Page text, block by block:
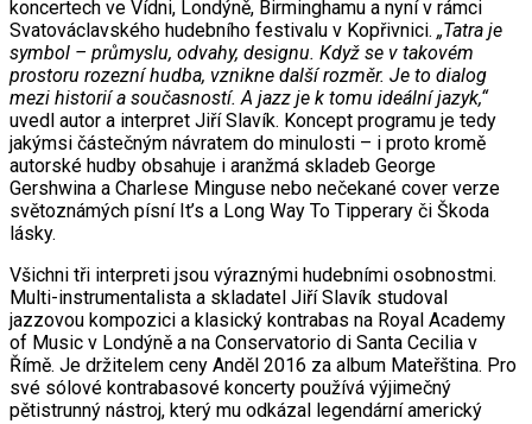
koncertech ve Vídni, Londýně, Birminghamu a nyní v rámci
Svatováclavského hudebního festivalu v Kopřivnici. „Tatra je
symbol – průmyslu, odvahy, designu. Když se v takovém
prostoru rozezní hudba, vznikne další rozměr. Je to dialog
mezi historií a současností. A jazz je k tomu ideální jazyk,“
uvedl autor a interpret Jiří Slavík. Koncept programu je tedy
jakýmsi částečným návratem do minulosti – i proto kromě
autorské hudby obsahuje i aranžmá skladeb George
Gershwina a Charlese Minguse nebo nečekané cover verze
světoznámých písní It’s a Long Way To Tipperary či Škoda
lásky.
Všichni tři interpreti jsou výraznými hudebními osobnostmi.
Multi-instrumentalista a skladatel Jiří Slavík studoval
jazzovou kompozici a klasický kontrabas na Royal Academy
of Music v Londýně a na Conservatorio di Santa Cecilia v
Římě. Je držitelem ceny Anděl 2016 za album Mateřština. Pro
své sólové kontrabasové koncerty používá výjimečný
pětistrunný nástroj, který mu odkázal legendární americký